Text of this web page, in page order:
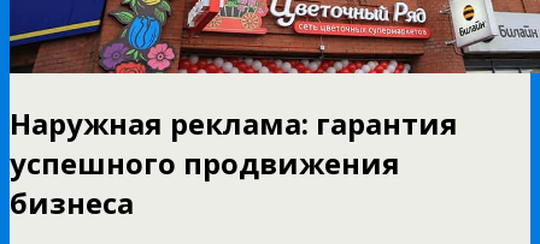
Наружная реклама: гарантия
успешного продвижения
бизнеса